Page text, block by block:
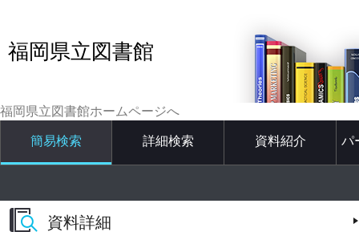
福岡県立図書館
福岡県立図書館ホームページへ
簡易検索 詳細検索 資料紹介 パ
資料詳細